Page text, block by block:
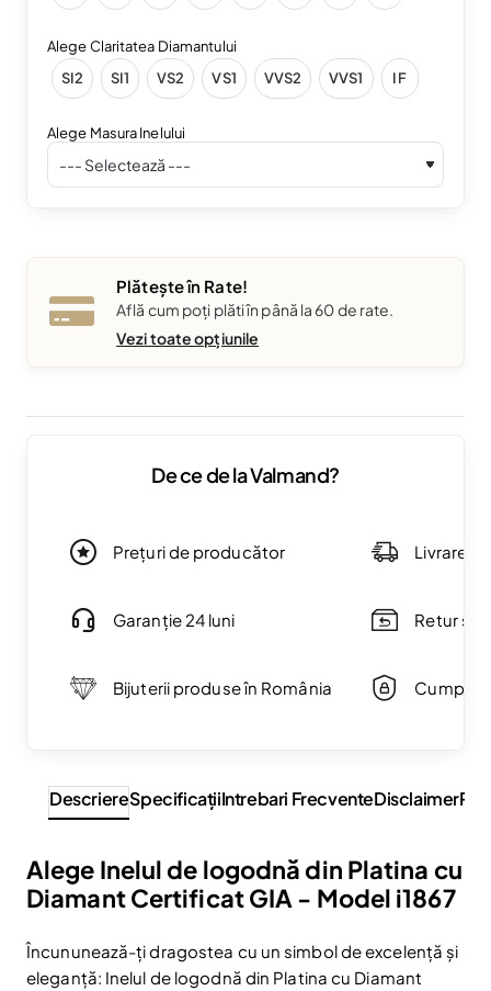
Alege Claritatea Diamantului
SI2
SI1 VS2 VS1 VVS2 VVS1 IF
Alege Masura Inelului
Plătește în Rate!
Află cum poți plăti în până la 60 de rate.
Vezi toate opțiunile
De ce de la Valmand?
Prețuri de producător
Garanție 24 luni
Bijuterii produse în România
Livrare
Retur
DescriereSpecificaţiiIntrebari FrecventeDisclaimer
Alege Inelul de logodnă din Platina cu
Diamant Certificat GIA - Model i1867
Încununează-ți dragostea cu un simbol de excelență și
eleganță: Inelul de logodnă din Platina cu Diamant